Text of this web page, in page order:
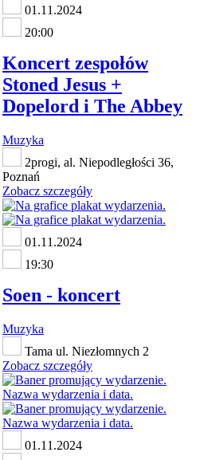
01.11.2024
20:00
Koncert zespołów
Stoned Jesus +
Dopelord i The Abbey
Muzyka
2progi, al. Niepodległości 36,
Poznań
Zobacz szczegóły
01.11.2024
19:30
Soen - koncert
Muzyka
Tama ul. Niezłomnych 2
Zobacz szczegóły
01.11.2024